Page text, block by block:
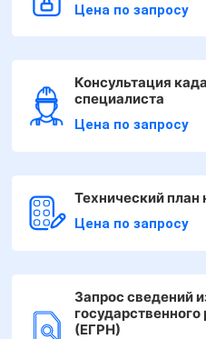
Цена по запросу
Консультация
специалиста
Цена по запросу
Технический
Цена по запросу
Запрос сведений
(ЕГРН)